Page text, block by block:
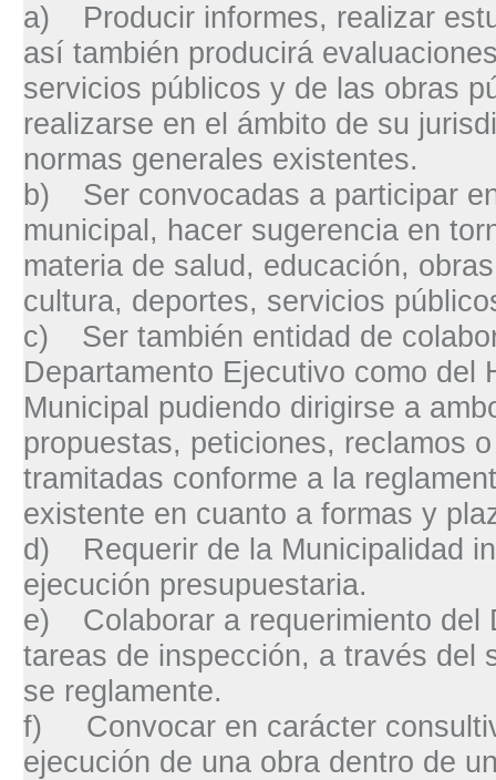
a)
Producir informes, realizar
así también producirá
servicios públicos y de las obras
realizarse en el ámbito de su
normas generales existentes.
b)
Ser convocadas a participar
municipal, hacer sugerencia en
materia de salud, educación,
cultura, deportes, servicios
c)
Ser también entidad de
Departamento Ejecutivo como del
Municipal pudiendo dirigirse a
propuestas, peticiones, reclamos
tramitadas conforme a la
existente en cuanto a formas y
d)
Requerir de la Municipalidad
ejecución presupuestaria.
e)
Colaborar a requerimiento
tareas de inspección, a través del
se reglamente.
f)
Convocar en carácter
ejecución de una obra dentro de